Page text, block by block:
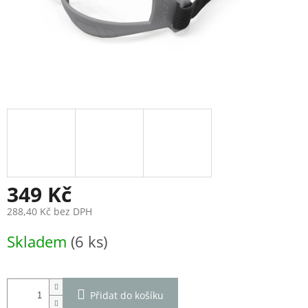
349 Kč
288,40 Kč bez DPH
cena:
Skladem (6 ks)
Přidat do košíku